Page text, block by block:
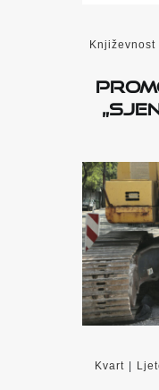
Književnost
Kvart